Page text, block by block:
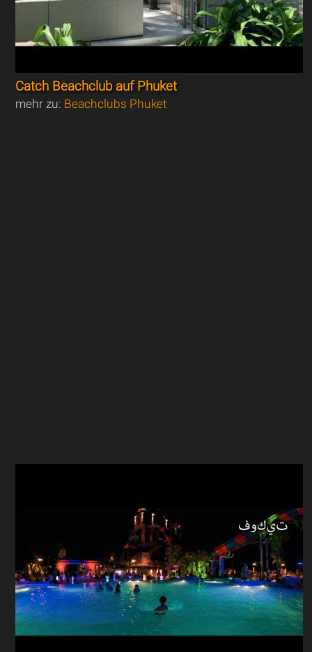
Catch Beachclub auf Phuket
mehr zu: Beachclubs Phuket